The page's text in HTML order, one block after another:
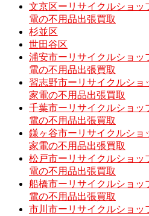
文京区ーリサイクルショッ
電の不用品出張買取
杉並区
世田谷区
浦安市ーリサイクルショッ
電の不用品出張買取
習志野市ーリサイクルシ
家電の不用品出張買取
千葉市ーリサイクルショッ
電の不用品出張買取
鎌ヶ谷市ーリサイクルショ
家電の不用品出張買取
松戸市ーリサイクルショッ
電の不用品出張買取
船橋市ーリサイクルショッ
電の不用品出張買取
市川市ーリサイクルショッ